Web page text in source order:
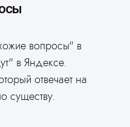
вопросы" в
в Яндексе.
отвечает на
существу.